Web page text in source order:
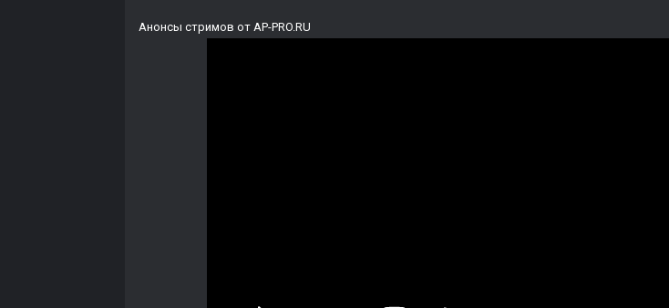
Анонсы стримов от AP-PRO.RU